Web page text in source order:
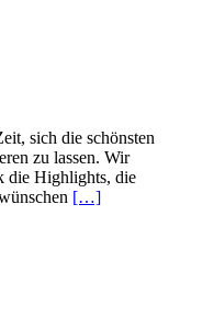
sich die schönsten
zu lassen. Wir
die Highlights, die
[…]